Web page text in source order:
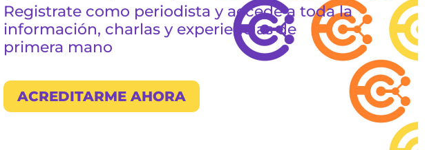
Registrate como periodista y accedé a toda la
información, charlas y experiencias de
primera mano
ACREDITARME AHORA